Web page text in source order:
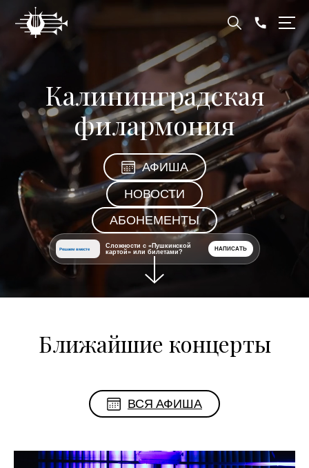
Калининградская
филармония
АФИША
НОВОСТИ
АБОНЕМЕНТЫ
Решаем вместе
Сложности с «Пушкинской
картой» или билетами?
НАПИСАТЬ
Ближайшие концерты
ВСЯ АФИША